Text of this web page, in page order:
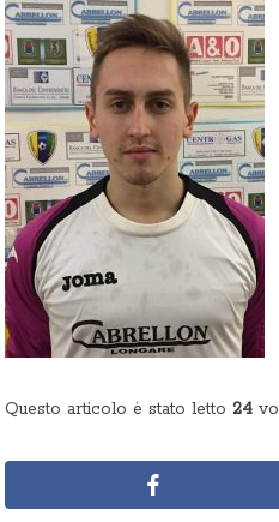
Questo articolo è stato letto 24